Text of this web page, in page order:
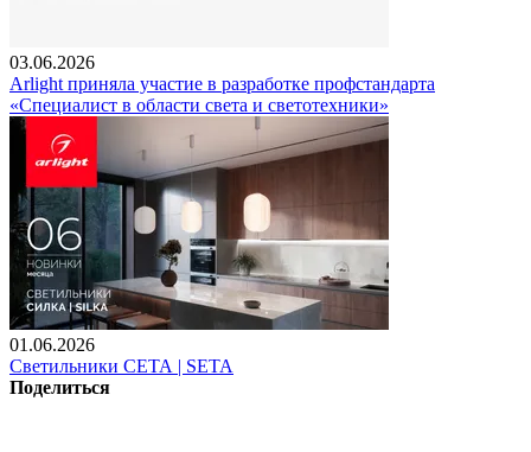
03.06.2026
Arlight приняла участие в разработке профстандарта
«Специалист в области света и светотехники»
01.06.2026
Светильники СЕТА | SETA
Поделиться